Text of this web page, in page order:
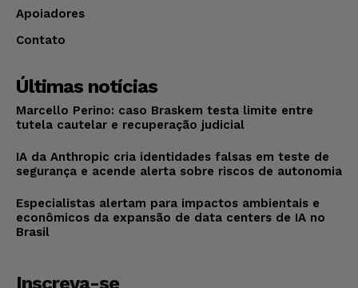
Apoiadores
Contato
Últimas notícias
Marcello Perino: caso Braskem testa limite entre
tutela cautelar e recuperação judicial
IA da Anthropic cria identidades falsas em teste de
segurança e acende alerta sobre riscos de autonomia
Especialistas alertam para impactos ambientais e
econômicos da expansão de data centers de IA no
Brasil
Inscreva-se